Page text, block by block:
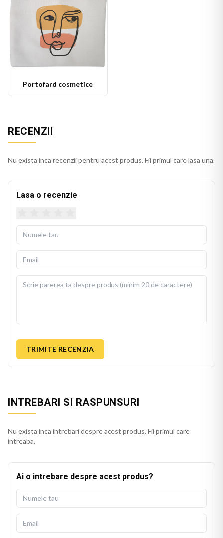
Portofard cosmetice
RECENZII
Nu exista inca recenzii pentru acest produs. Fii primul care lasa una.
Lasa o recenzie
TRIMITE RECENZIA
INTREBARI SI RASPUNSURI
Nu exista inca intrebari despre acest produs. Fii primul care
intreaba.
Ai o intrebare despre acest produs?